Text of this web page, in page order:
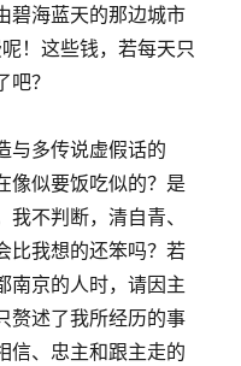
碧海蓝天的那边城市
！这些钱，若每天只
？
与多传说虚假话的
像似要饭吃似的？是
不判断，清自青、
比我想的还笨吗？若
南京的人时，请因主
赘述了我所经历的事
信、忠主和跟主走的